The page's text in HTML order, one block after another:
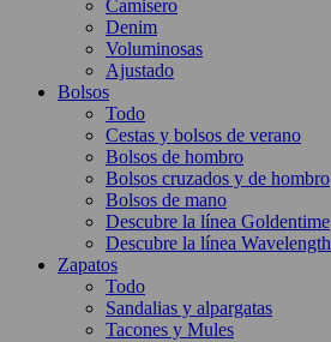
Camisero
Denim
Voluminosas
Ajustado
Bolsos
Todo
Cestas y bolsos de verano
Bolsos de hombro
Bolsos cruzados y de hombro
Bolsos de mano
Descubre la línea Goldentime
Descubre la línea Wavelength
Zapatos
Todo
Sandalias y alpargatas
Tacones y Mules